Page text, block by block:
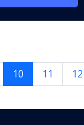
10 11 12